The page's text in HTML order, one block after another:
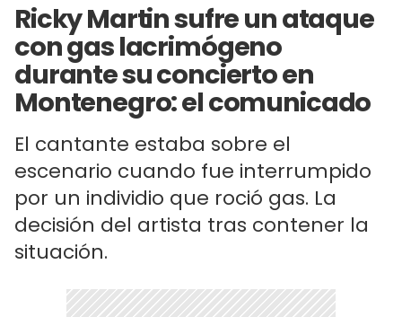
Ricky Martin sufre un ataque
con gas lacrimógeno
durante su concierto en
Montenegro: el comunicado
El cantante estaba sobre el
escenario cuando fue interrumpido
por un individio que roció gas. La
decisión del artista tras contener la
situación.